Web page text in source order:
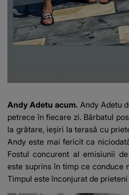
Andy Adetu acum. Andy Adetu
petrece în fiecare zi. Bărbatul
la grătare, ieșiri la terasă cu
Andy este mai fericit ca
Fostul concurent al emisiunii
este suprins în timp ce conduce
Timpul este înconjurat de